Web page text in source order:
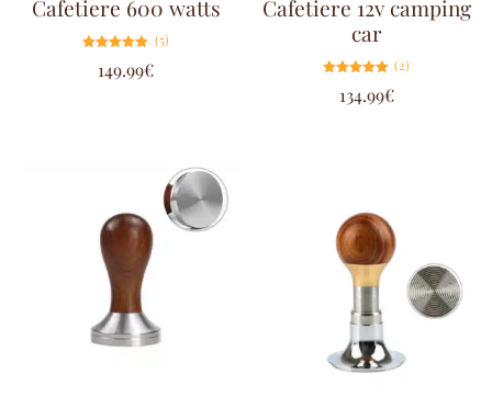
Cafetiere 600 watts
5.00
sur 5
(5)
149.99€
Cafetiere 12v camping
car
5.00
sur 5
(2)
134.99€